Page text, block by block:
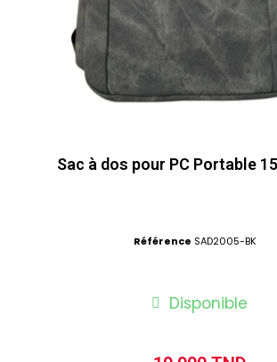
Sac à dos pour PC Portable
Référence SAD2005-BK
Disponible